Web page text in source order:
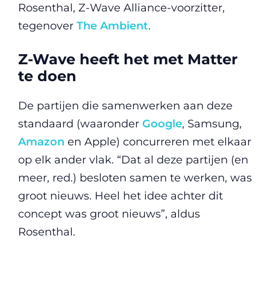
Rosenthal, Z-Wave Alliance-voorzitter,
tegenover The Ambient.
Z-Wave heeft het met Matter
te doen
De partijen die samenwerken aan deze
standaard (waaronder Google, Samsung,
Amazon en Apple) concurreren met elkaar
op elk ander vlak. “Dat al deze partijen (en
meer, red.) besloten samen te werken, was
groot nieuws. Heel het idee achter dit
concept was groot nieuws”, aldus
Rosenthal.